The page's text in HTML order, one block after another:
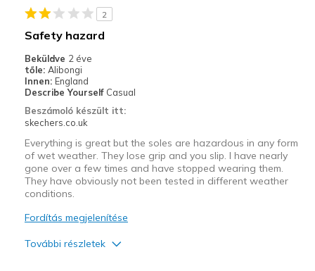
Legjobb használat
Casual Wear
View On Shoes I'm Really Into Shoes
2
Safety hazard
Beküldve 2 éve
tőle: Alibongi
Innen: England
Describe Yourself Casual
Beszámoló készült itt:
skechers.co.uk
Everything is great but the soles are hazardous in any form
of wet weather. They lose grip and you slip. I have nearly
gone over a few times and have stopped wearing them.
They have obviously not been tested in different weather
conditions.
Fordítás megjelenítése
További részletek